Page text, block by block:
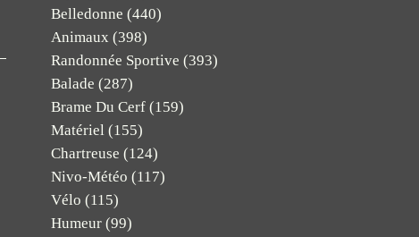
Belledonne (440)
Animaux (398)
Randonnée Sportive (393)
Balade (287)
Brame Du Cerf (159)
Matériel (155)
Chartreuse (124)
Nivo-Météo (117)
Vélo (115)
Humeur (99)